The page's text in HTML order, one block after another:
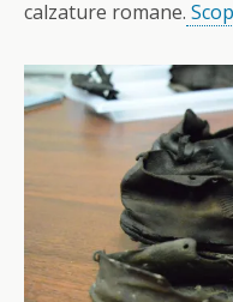
calzature romane.